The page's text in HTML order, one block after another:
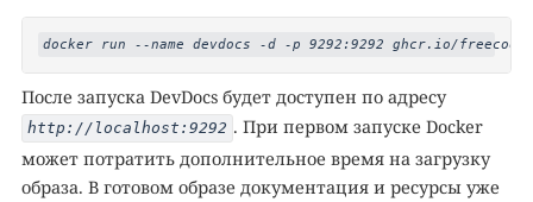
docker run --name devdocs -d -p 9292:9292 ghcr.io/
После запуска DevDocs будет доступен по адресу
http://localhost:9292 . При первом запуске Docker
может потратить дополнительное время на загрузку
образа. В готовом образе документация и ресурсы уже